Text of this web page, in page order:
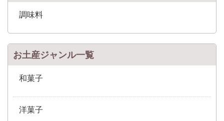
調味料
お土産ジャンル一覧
和菓子
洋菓子